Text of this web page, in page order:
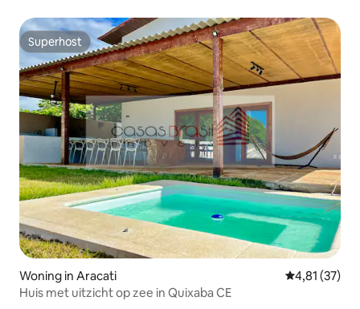
Superhost
Superhost
Woning in Aracati Gemiddelde
4,81 (37)
Huis met uitzicht op zee in Quixaba CE